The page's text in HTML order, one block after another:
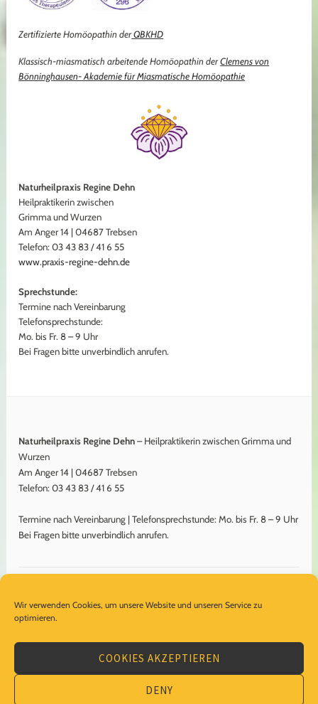
Wir verwenden Cookies, um unsere Website und unseren Service zu
optimieren.
COOKIES AKZEPTIEREN
DENY
Zertifizierte Homöopathin derQBKHD
Klassisch-miasmatisch arbeitende Homöopathin derClemens von
Bönninghausen- Akademie für Miasmatische Homöopathie
Naturheilpraxis Regine Dehn
Heilpraktikerin zwischen
Grimma und Wurzen
Am Anger 14 | 04687 Trebsen
Telefon: 03 43 83 / 41 6 55
www.praxis-regine-dehn.de
Sprechstunde:
Termine nach Vereinbarung
Telefonsprechstunde:
Mo. bis Fr. 8 – 9 Uhr
Bei Fragen bitte unverbindlich anrufen.
Naturheilpraxis Regine Dehn– Heilpraktikerin zwischen Grimma und
Wurzen
Am Anger 14 | 04687 Trebsen
Telefon: 03 43 83 / 41 6 55
Termine nach Vereinbarung | Telefonsprechstunde: Mo. bis Fr. 8 – 9 Uhr
Bei Fragen bitte unverbindlich anrufen.
Datenschutzerklärung